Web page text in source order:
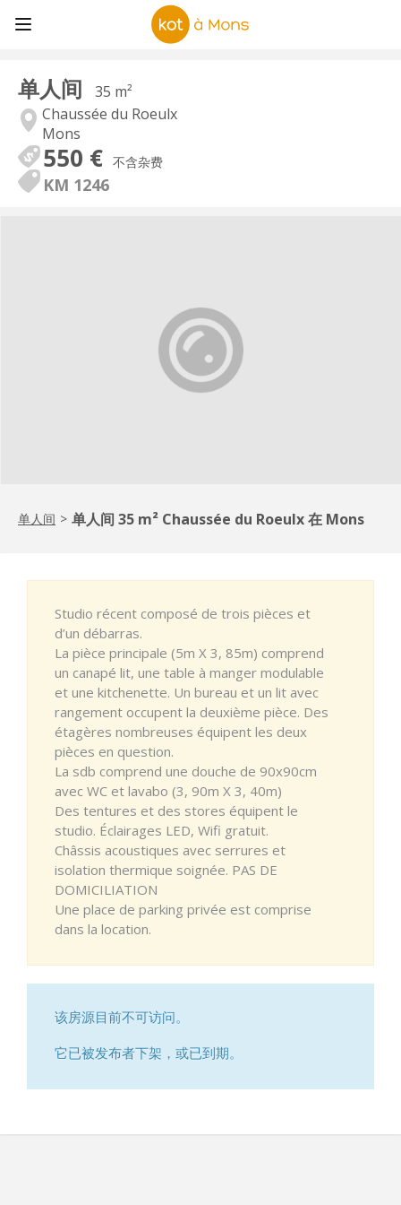
单人间
35 m²
Chaussée du Roeulx
Mons
550 € 不含杂费
KM 1246
单人间 > 单人间 35 m² Chaussée du Roeulx 在 Mons
Studio récent composé de trois pièces et
d’un débarras.
La pièce principale (5m X 3, 85m) comprend
un canapé lit, une table à manger modulable
et une kitchenette. Un bureau et un lit avec
rangement occupent la deuxième pièce. Des
étagères nombreuses équipent les deux
pièces en question.
La sdb comprend une douche de 90x90cm
avec WC et lavabo (3, 90m X 3, 40m)
Des tentures et des stores équipent le
studio. Éclairages LED, Wifi gratuit.
Châssis acoustiques avec serrures et
isolation thermique soignée. PAS DE
DOMICILIATION
Une place de parking privée est comprise
dans la location.
该房源目前不可访问。
它已被发布者下架，或已到期。